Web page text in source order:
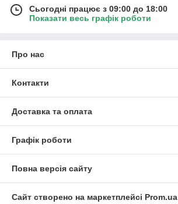
Сьогодні працює з 09:00 до 18:00
Показати весь графік роботи
Про нас
Контакти
Доставка та оплата
Графік роботи
Повна версія сайту
Сайт створено на маркетплейсі Prom.ua